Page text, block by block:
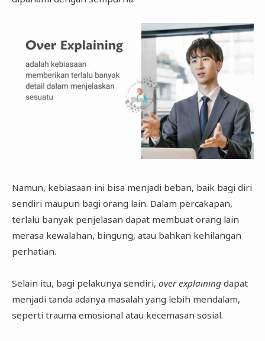
Namun, kebiasaan ini bisa menjadi beban, baik bagi diri
sendiri maupun bagi orang lain. Dalam percakapan,
terlalu banyak penjelasan dapat membuat orang lain
merasa kewalahan, bingung, atau bahkan kehilangan
perhatian.
Selain itu, bagi pelakunya sendiri, over explaining dapat
menjadi tanda adanya masalah yang lebih mendalam,
seperti trauma emosional atau kecemasan sosial.